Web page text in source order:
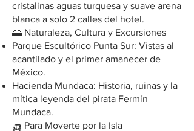
cristalinas aguas turquesa y suave arena
blanca a solo 2 calles del hotel.
🌅 Naturaleza, Cultura y Excursiones
Parque Escultórico Punta Sur: Vistas al
acantilado y el primer amanecer de
México.
Hacienda Mundaca: Historia, ruinas y la
mítica leyenda del pirata Fermín
Mundaca.
🛺 Para Moverte por la Isla